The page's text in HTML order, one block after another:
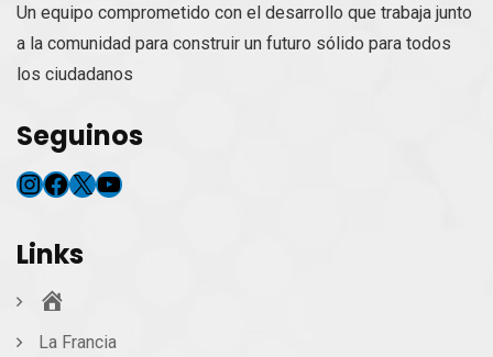
Un equipo comprometido con el desarrollo que trabaja junto
a la comunidad para construir un futuro sólido para todos
los ciudadanos
Seguinos
Instagram
Facebook
X YouTube
Links
La Francia